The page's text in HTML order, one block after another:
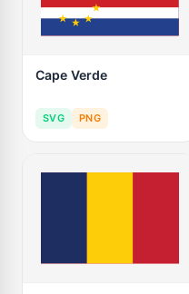
Cape Verde
SVG PNG